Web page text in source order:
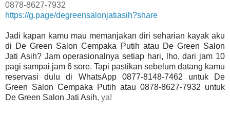
0878-8627-7932
https://g.page/degreensalonjatiasih?share
Jadi kapan kamu mau memanjakan diri seharian kayak aku
di De Green Salon Cempaka Putih atau De Green Salon
Jati Asih? Jam operasionalnya setiap hari, lho, dari jam 10
pagi sampai jam 6 sore. Tapi pastikan sebelum datang kamu
reservasi dulu di WhatsApp 0877-8148-7462 untuk De
Green Salon Cempaka Putih atau 0878-8627-7932 untuk
De Green Salon Jati Asih, ya!